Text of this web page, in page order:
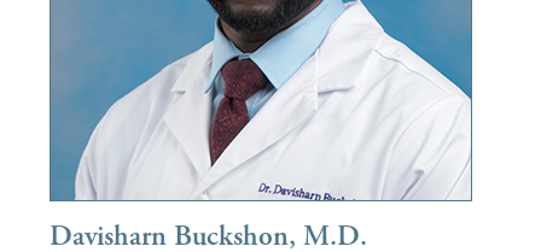
Davisharn Buckshon, M.D.